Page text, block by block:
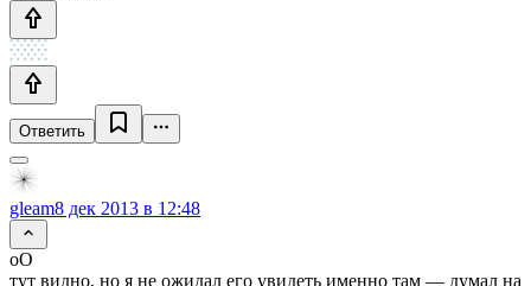
Ответить
gleam8 дек 2013 в 12:48
оО
тут видно, но я не ожидал его увидеть именно там — думал на